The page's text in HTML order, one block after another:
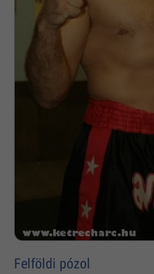
Felföldi pózol